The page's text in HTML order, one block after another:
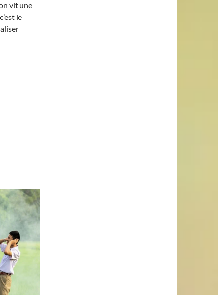
vit une
le